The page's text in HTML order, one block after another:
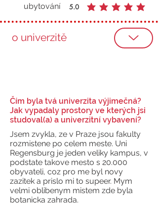
ubytování 5.0
průměrné hodnocení je 5 z 5
o univerzitě
Čím byla tvá univerzita výjimečná?
Jak vypadaly prostory ve kterých jsi
studoval(a) a univerzitní vybavení?
Jsem zvykla, ze v Praze jsou fakulty
rozmistene po celem meste. Uni
Regensburg je jeden veliky kampus, v
podstate takove mesto s 20.000
obyvateli, coz pro me byl novy
zazitek a prislo mi to supeer. Mym
velmi oblibenym mistem zde byla
botanicka zahrada.